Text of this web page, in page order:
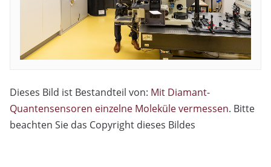
Dieses Bild ist Bestandteil von: Mit Diamant-
Quantensensoren einzelne Moleküle vermessen. Bitte
beachten Sie das Copyright dieses Bildes